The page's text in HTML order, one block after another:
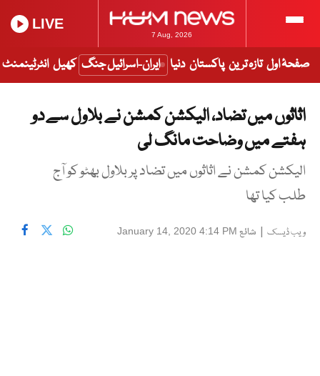
7 Aug, 2026
LIVE
صفحۂ اول تازہ ترین پاکستان دنیا ایران-اسرائیل جنگ کھیل انٹرٹینمنٹ
اثاثوں میں تضاد، الیکشن کمشن نے بلاول سے دو
ہفتے میں وضاحت مانگ لی
الیکشن کمشن نے اثاثوں میں تضاد پر بلاول بھٹو کو آج
طلب کیا تھا
ویب ڈیسک | شائع January 14, 2020 4:14 PM